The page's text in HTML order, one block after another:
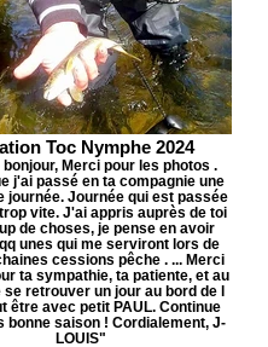
Toc Nymphe 2024
Merci pour les photos .
j'ai passé en ta compagnie une
journée. Journée qui est passée
vite. J'ai appris auprès de toi
de choses, je pense en avoir
unes qui me serviront lors de
cessions pêche . ... Merci
ta sympathie, ta patiente, et au
se retrouver un jour au bord de l
être avec petit PAUL. Continue
bonne saison ! Cordialement, J-
LOUIS"